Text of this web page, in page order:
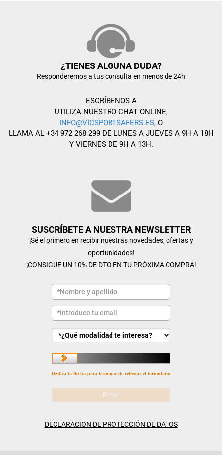
¿TIENES ALGUNA DUDA?
Responderemos a tus consulta en menos de 24h
ESCRÍBENOS A
UTILIZA NUESTRO CHAT ONLINE,
INFO@VICSPORTSAFERS.ES, O
LLAMA AL +34 972 268 299 DE LUNES A JUEVES A 9H A 18H
Y VIERNES DE 9H A 13H.
SUSCRÍBETE A NUESTRA NEWSLETTER
¡Sé el primero en recibir nuestras novedades, ofertas y
oportunidades!
¡CONSIGUE UN 10% DE DTO EN TU PRÓXIMA COMPRA!
Desliza la flecha para terminar de rellenar el formulario
DECLARACION DE PROTECCIÓN DE DATOS